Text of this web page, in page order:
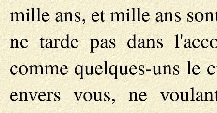
mille ans, et mille ans
ne tarde pas dans
comme quelques-uns le
envers vous, ne